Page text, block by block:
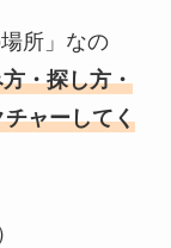
所」なの
・探し方・
ャーしてく